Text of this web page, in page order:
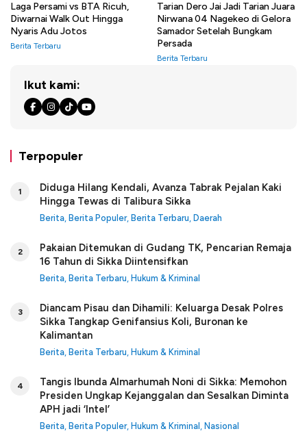
Laga Persami vs BTA Ricuh,
Diwarnai Walk Out Hingga
Nyaris Adu Jotos
Berita Terbaru
Tarian Dero Jai Jadi Tarian Juara
Nirwana 04 Nagekeo di Gelora
Samador Setelah Bungkam
Persada
Berita Terbaru
Ikut kami:
Terpopuler
1
Diduga Hilang Kendali, Avanza Tabrak Pejalan Kaki
Hingga Tewas di Talibura Sikka
Berita, Berita Populer, Berita Terbaru, Daerah
2
Pakaian Ditemukan di Gudang TK, Pencarian Remaja
16 Tahun di Sikka Diintensifkan
Berita, Berita Terbaru, Hukum & Kriminal
3
Diancam Pisau dan Dihamili: Keluarga Desak Polres
Sikka Tangkap Genifansius Koli, Buronan ke
Kalimantan
Berita, Berita Terbaru, Hukum & Kriminal
4
Tangis Ibunda Almarhumah Noni di Sikka: Memohon
Presiden Ungkap Kejanggalan dan Sesalkan Diminta
APH jadi ‘Intel’
Berita, Berita Populer, Hukum & Kriminal , Nasional